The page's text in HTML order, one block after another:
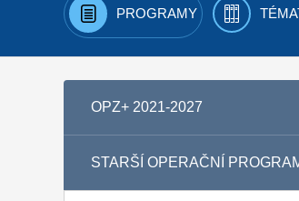
PROGRAMY
OPZ+ 2021-2027
STARŠÍ OPERAČNÍ